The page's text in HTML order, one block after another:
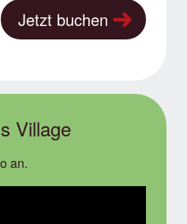
Jetzt buchen
Village
an.